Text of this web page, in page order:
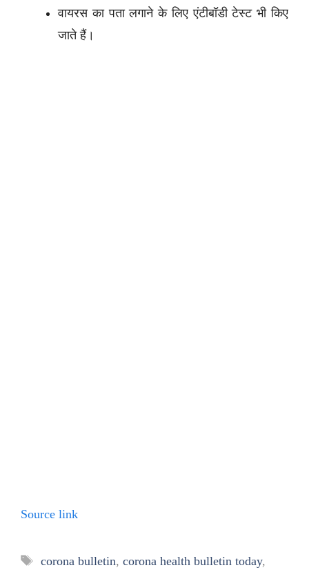
वायरस का पता लगाने के लिए एंटीबॉडी टेस्ट भी किए
जाते हैं।
Source link
Tags
corona bulletin, corona health bulletin today,